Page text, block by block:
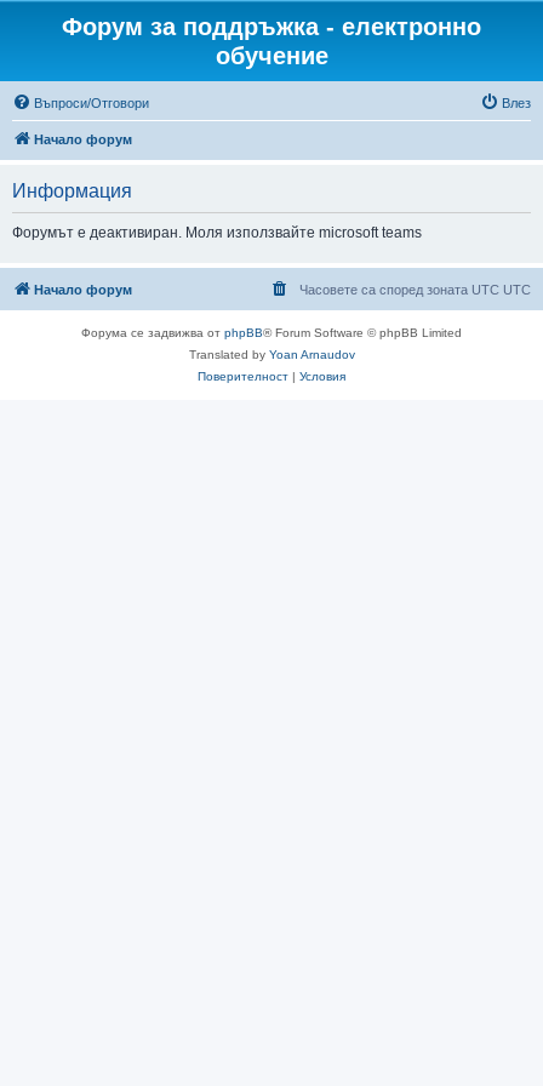
Форум за поддръжка - електронно
обучение
Въпроси/Отговори Влез
Начало форум
Информация
Форумът е деактивиран. Моля използвайте microsoft teams
Начало форум Часовете са според зоната UTC UTC
Форума се задвижва от phpBB® Forum Software © phpBB Limited
Translated by Yoan Arnaudov
Поверителност | Условия